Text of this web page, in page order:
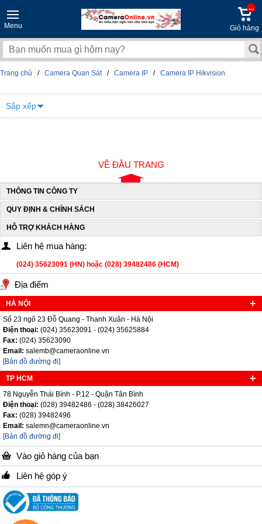
Menu
...
Giỏ hàng
Trang chủ / Camera Quan Sát / Camera IP / Camera IP Hikvision
Sắp xếp
VỀ ĐẦU TRANG
THÔNG TIN CÔNG TY
QUY ĐỊNH & CHÍNH SÁCH
HỖ TRỢ KHÁCH HÀNG
Liên hệ mua hàng:
(024) 35623091 (HN) hoặc (028) 39482486 (HCM)
Địa điểm
HÀ NỘI
Số 23 ngõ 23 Đỗ Quang - Thanh Xuân - Hà Nội
Điện thoại: (024) 35623091 - (024) 35625884
Fax: (024) 35623090
Email: salemb@cameraonline.vn
[Bản đồ đường đi]
TP HCM
78 Nguyễn Thái Bình - P.12 - Quận Tân Bình
Điện thoại: (028) 39482486 - (028) 38426027
Fax: (028) 39482496
Email: salemn@cameraonline.vn
[Bản đồ đường đi]
Vào giỏ hàng của bạn
Liên hệ góp ý